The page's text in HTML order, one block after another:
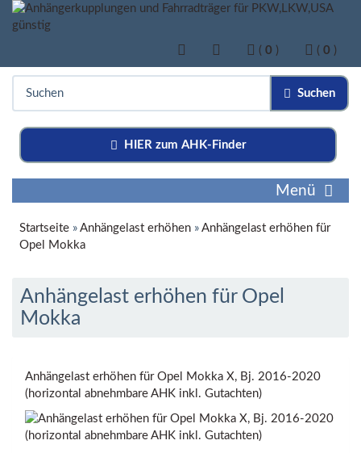
( 0 ) ( 0 )
Suchen
HIER zum AHK-Finder
Menü
Startseite » Anhängelast erhöhen » Anhängelast erhöhen für
Opel Mokka
Anhängelast erhöhen für Opel
Mokka
Anhängelast erhöhen für Opel Mokka X, Bj. 2016-2020
(horizontal abnehmbare AHK inkl. Gutachten)